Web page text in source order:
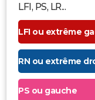
LFI, PS, LR...
LFI ou extrême
RN ou extrême
PS ou gauche